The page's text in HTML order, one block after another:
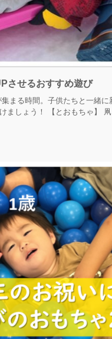
させるおすすめ遊び
まる時間。子供たちと一緒
ましょう！ 【とおもちゃ】